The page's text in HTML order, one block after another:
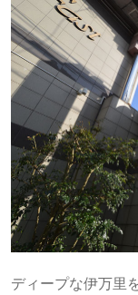
ディープな伊万里